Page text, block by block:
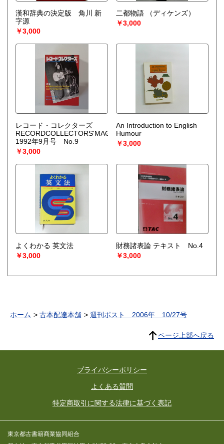
漢和辞典の決定版 角川 新
字源
￥3,000
二都物語
（ディケンズ）
￥3,000
レコード・コレクターズ
RECORDCOLLECTORS'MAGAZINE
1992年9月号 No.9
￥3,000
An Introduction to English
Humour
￥3,000
よくわかる 英文法
￥3,000
財務諸表論 テキスト No.4
￥3,000
ホーム 古本配達本舗 週刊ポスト 2006年 10/27号
ページ上部へ戻る
プライバシーポリシー
よくある質問
特定商取引に関する法律に基づく表記
東京都古書籍商業協同組合